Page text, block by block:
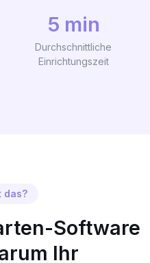
5 min
Durchschnittliche
Einrichtungszeit
das?
Software
Ihr